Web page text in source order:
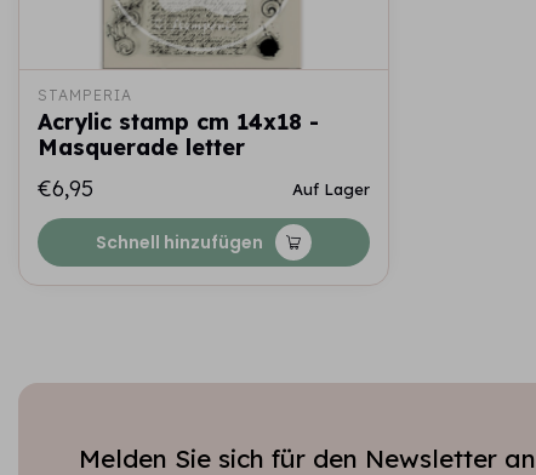
STAMPERIA
Acrylic stamp cm 14x18 -
Masquerade letter
€6,95
Auf Lager
Schnell hinzufügen
Melden Sie sich für den Newsletter an